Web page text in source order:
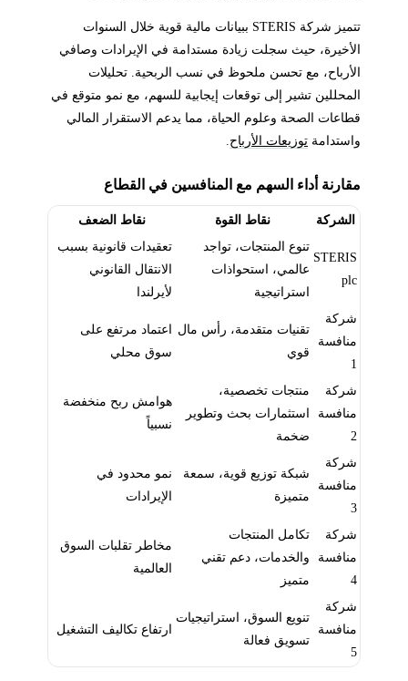
تتميز شركة STERIS ببيانات مالية قوية خلال السنوات
الأخيرة، حيث سجلت زيادة مستدامة في الإيرادات وصافي
الأرباح، مع تحسن ملحوظ في نسب الربحية. تحليلات
المحللين تشير إلى توقعات إيجابية للسهم، مع نمو متوقع في
قطاعات الصحة وعلوم الحياة، مما يدعم الاستقرار المالي
واستدامة توزيعات الأرباح.
مقارنة أداء السهم مع المنافسين في القطاع
الشركة نقاط القوة نقاط الضعف
STERIS
plc
تنوع المنتجات، تواجد
عالمي، استحواذات
استراتيجية
تعقيدات قانونية بسبب
الانتقال القانوني
لأيرلندا
شركة
منافسة
1
تقنيات متقدمة، رأس مال
قوي
اعتماد مرتفع على
سوق محلي
شركة
منافسة
2
منتجات تخصصية،
استثمارات بحث وتطوير
ضخمة
هوامش ربح منخفضة
نسبياً
شركة
منافسة
3
شبكة توزيع قوية، سمعة
متميزة
نمو محدود في
الإيرادات
شركة
منافسة
4
تكامل المنتجات
والخدمات، دعم تقني
متميز
مخاطر تقلبات السوق
العالمية
شركة
منافسة
5
تنويع السوق، استراتيجيات
تسويق فعالة
ارتفاع تكاليف التشغيل